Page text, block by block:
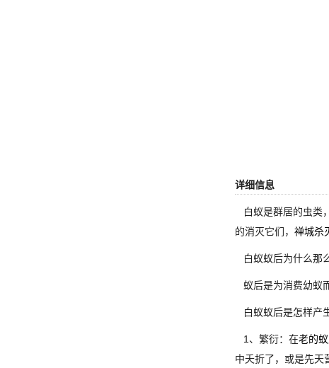
详细信息
白蚁是群居的虫类
的消灭它们， 禅城杀
白蚁蚁后为什么那
蚁后是为消费幼蚁
白蚁蚁后是怎样产
1、繁衍：在老的
中夭折了，或是先天